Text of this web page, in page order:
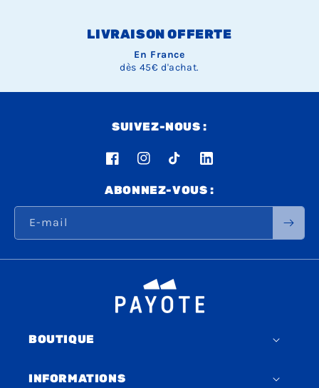
LIVRAISON OFFERTE
En France
dès 45€ d'achat.
SUIVEZ-NOUS :
FacebookInstagramTikTok LinkedIn
ABONNEZ-VOUS :
E-mail
BOUTIQUE
INFORMATIONS